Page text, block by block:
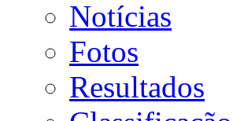
Notícias
Fotos
Resultados